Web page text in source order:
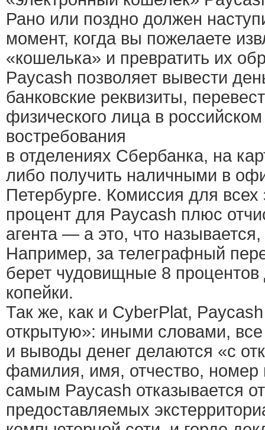
Рано или поздно должен
момент, когда вы пожелаете
«кошелька» и превратить их
Paycash позволяет вывести
банковские реквизиты,
физического лица в
востребования
в отделениях Сбербанка, на
либо получить наличными в
Петербурге. Комиссия для
процент для Paycash плюс
агента — а это, что
Например, за телеграфный
берет чудовищные 8
копейки.
Так же, как и CyberPlat, Paycash
открытую»: иными словами,
и выводы денег делаются «с
фамилия, имя, отчество, номер
самым Paycash отказывается
предоставляемых